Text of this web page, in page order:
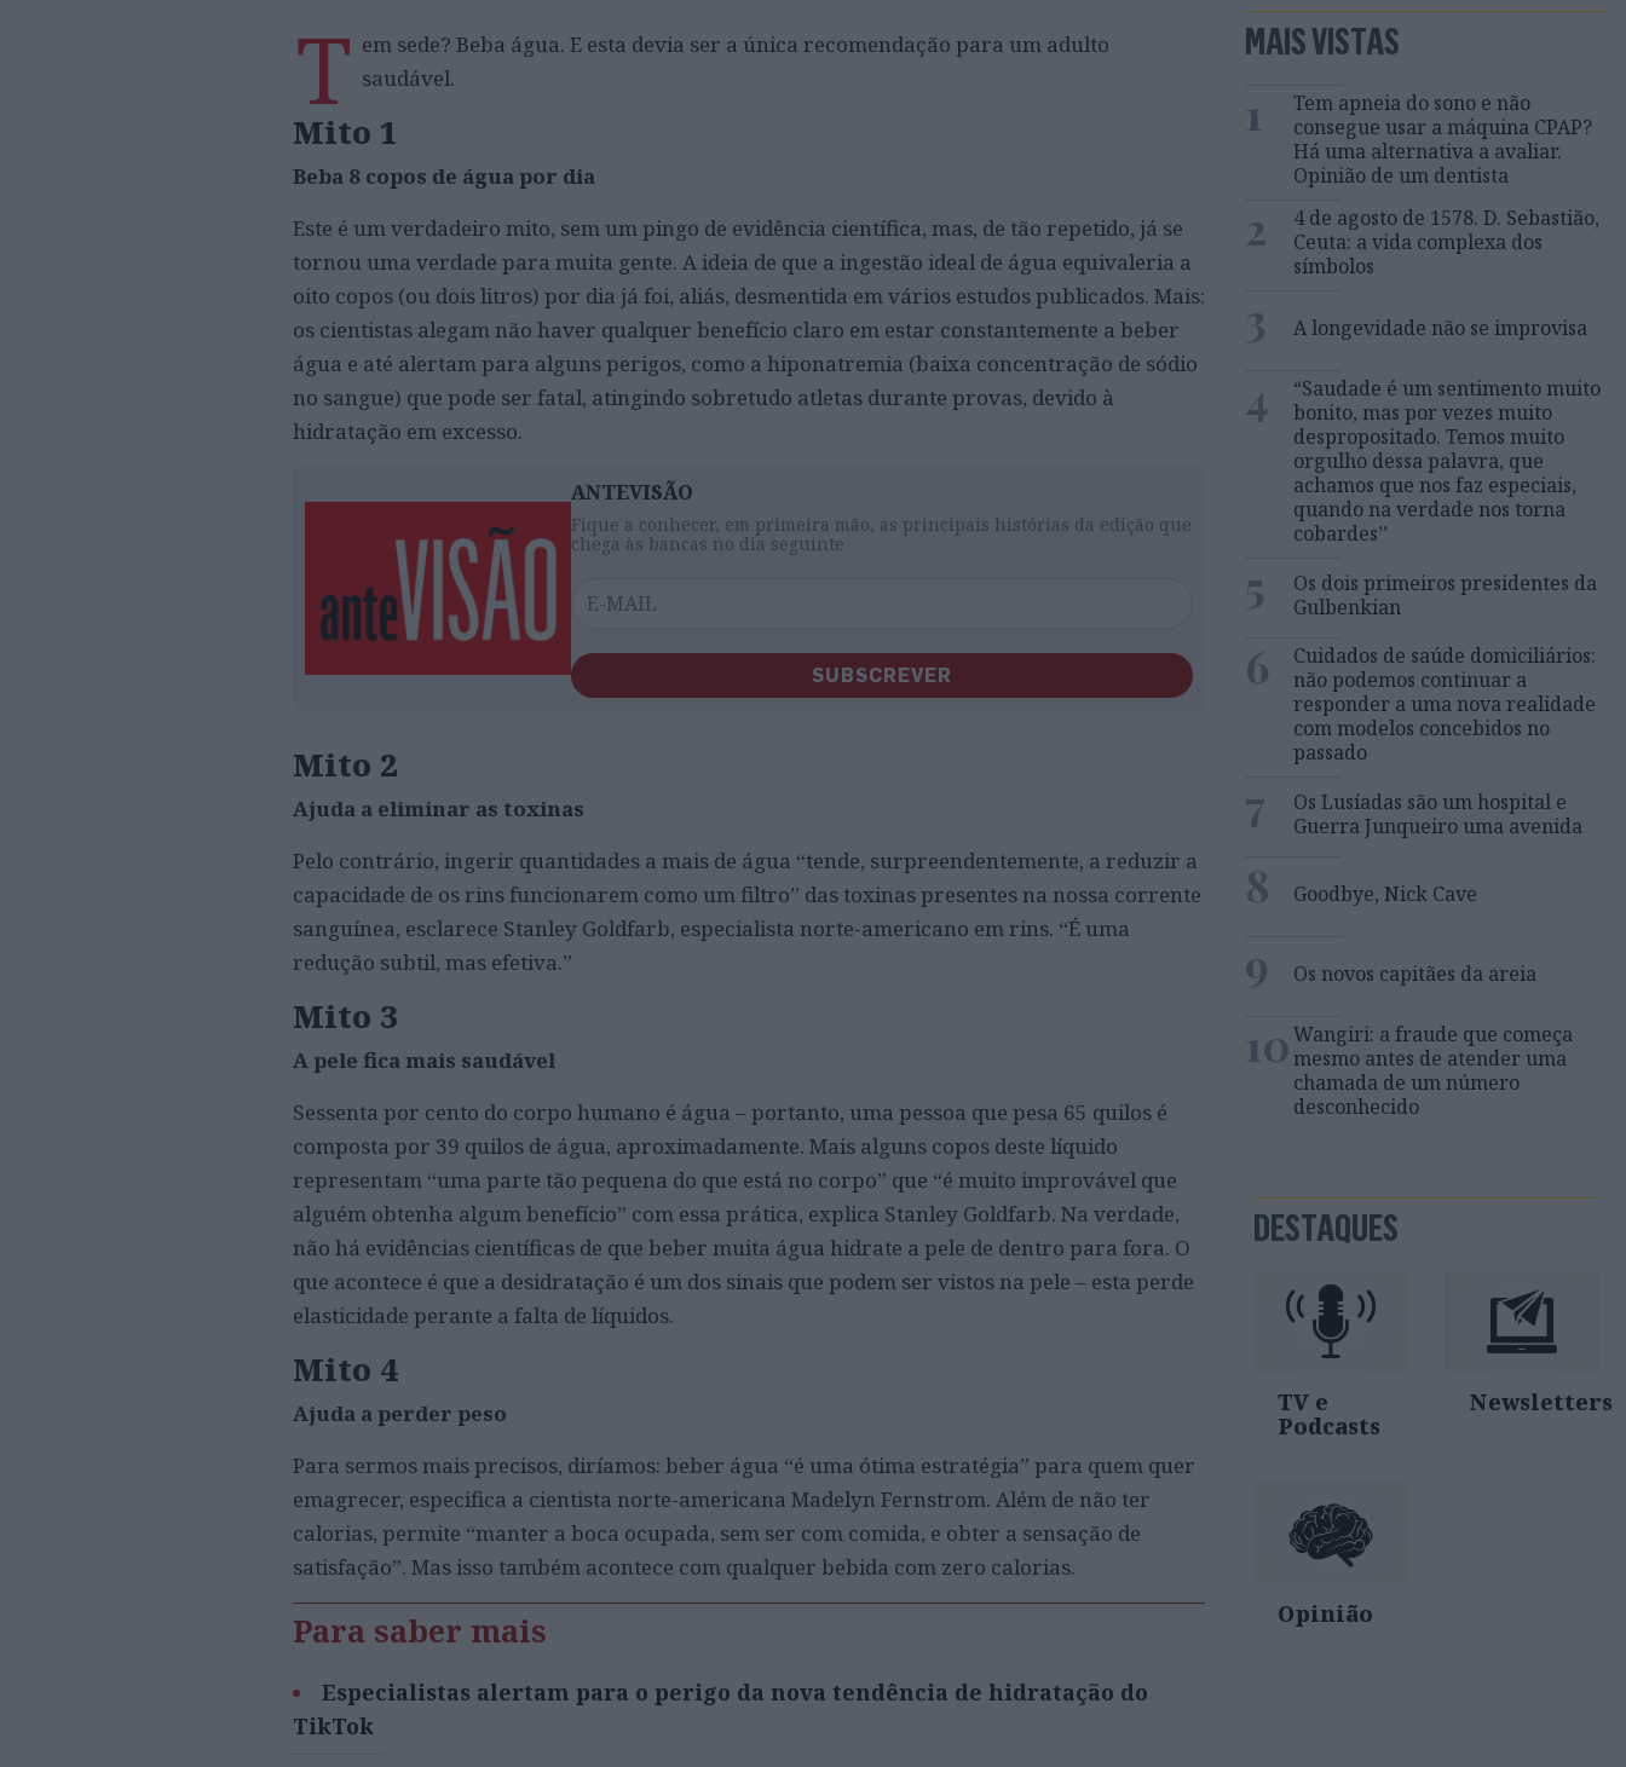
T em sede? Beba água. E esta devia ser a única recomendação para um adulto
saudável.
Mito 1
Beba 8 copos de água por dia
Este é um verdadeiro mito, sem um pingo de evidência científica, mas, de tão repetido, já se
tornou uma verdade para muita gente. A ideia de que a ingestão ideal de água equivaleria a
oito copos (ou dois litros) por dia já foi, aliás, desmentida em vários estudos publicados. Mais:
os cientistas alegam não haver qualquer benefício claro em estar constantemente a beber
água e até alertam para alguns perigos, como a hiponatremia (baixa concentração de sódio
no sangue) que pode ser fatal, atingindo sobretudo atletas durante provas, devido à
hidratação em excesso.
ANTEVISÃO
Fique a conhecer, em primeira mão, as principais histórias da edição que
chega às bancas no dia seguinte
SUBSCREVER
Mito 2
Ajuda a eliminar as toxinas
Pelo contrário, ingerir quantidades a mais de água “tende, surpreendentemente, a reduzir a
capacidade de os rins funcionarem como um filtro” das toxinas presentes na nossa corrente
sanguínea, esclarece Stanley Goldfarb, especialista norte-americano em rins. “É uma
redução subtil, mas efetiva.”
Mito 3
A pele fica mais saudável
Sessenta por cento do corpo humano é água – portanto, uma pessoa que pesa 65 quilos é
composta por 39 quilos de água, aproximadamente. Mais alguns copos deste líquido
representam “uma parte tão pequena do que está no corpo” que “é muito improvável que
alguém obtenha algum benefício” com essa prática, explica Stanley Goldfarb. Na verdade,
não há evidências científicas de que beber muita água hidrate a pele de dentro para fora. O
que acontece é que a desidratação é um dos sinais que podem ser vistos na pele – esta perde
elasticidade perante a falta de líquidos.
Mito 4
Ajuda a perder peso
Para sermos mais precisos, diríamos: beber água “é uma ótima estratégia” para quem quer
emagrecer, especifica a cientista norte-americana Madelyn Fernstrom. Além de não ter
calorias, permite “manter a boca ocupada, sem ser com comida, e obter a sensação de
satisfação”. Mas isso também acontece com qualquer bebida com zero calorias.
Para saber mais
Especialistas alertam para o perigo da nova tendência de hidratação do
TikTok
MAIS VISTAS
1
Tem apneia do sono e não
consegue usar a máquina CPAP?
Há uma alternativa a avaliar.
Opinião de um dentista
2
4 de agosto de 1578. D. Sebastião,
Ceuta: a vida complexa dos
símbolos
3 A longevidade não se improvisa
4
“Saudade é um sentimento muito
bonito, mas por vezes muito
despropositado. Temos muito
orgulho dessa palavra, que
achamos que nos faz especiais,
quando na verdade nos torna
cobardes’’
5
Os dois primeiros presidentes da
Gulbenkian
6
Cuidados de saúde domiciliários:
não podemos continuar a
responder a uma nova realidade
com modelos concebidos no
passado
7
Os Lusíadas são um hospital e
Guerra Junqueiro uma avenida
8 Goodbye, Nick Cave
9 Os novos capitães da areia
10Wangiri: a fraude que começa
mesmo antes de atender uma
chamada de um número
desconhecido
DESTAQUES
TV e
Podcasts
Newsletters
Opinião